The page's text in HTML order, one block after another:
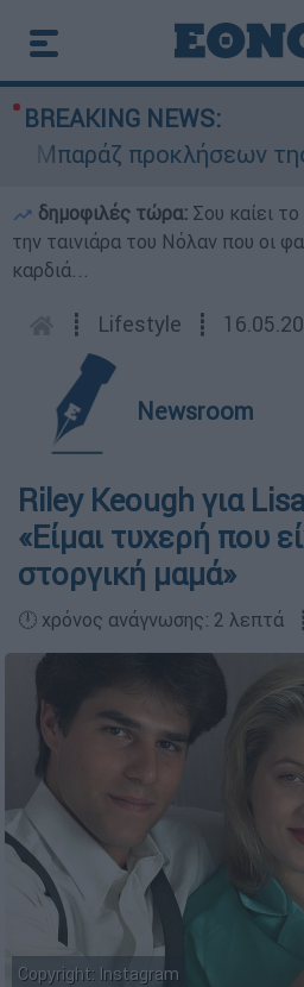
BREAKING NEWS:
προκλήσεων της
δημοφιλές τώρα: Σου καίει
την ταινιάρα του Νόλαν που οι
καρδιά...
┋ Lifestyle ┋
Newsroom
Riley Keough για
«Είμαι τυχερή που
στοργική μαμά»
🕛 χρόνος ανάγνωσης: 2 λεπτά ┋
Copyright: Instagram